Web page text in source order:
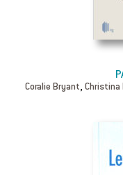
Coralie Bryant, Christina